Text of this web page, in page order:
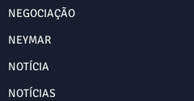
NEGOCIAÇÃO
NEYMAR
NOTÍCIA
NOTÍCIAS